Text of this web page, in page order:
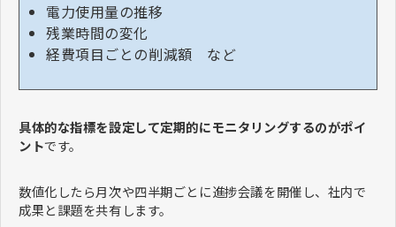
電力使用量の推移
残業時間の変化
経費項目ごとの削減額 など
具体的な指標を設定して定期的にモニタリングするのがポイ
ントです。
数値化したら月次や四半期ごとに進捗会議を開催し、社内で
成果と課題を共有します。